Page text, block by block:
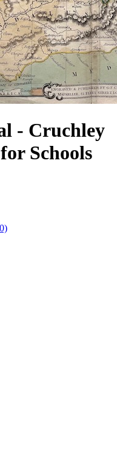
- Cruchley
Schools